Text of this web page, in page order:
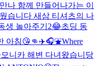
나 함께 만들어나가는 이
습니다 새삼 티셔츠의 나
생 놀아주기2😂초딩 동
아침😘👊 ✈️🎧⛲️Where
니카 해변 다녀왔습니당